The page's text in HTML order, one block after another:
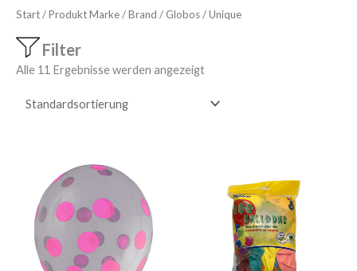
Start/ Produkt Marke / Brand / Globos / Unique
Filter
Alle 11 Ergebnisse werden angezeigt